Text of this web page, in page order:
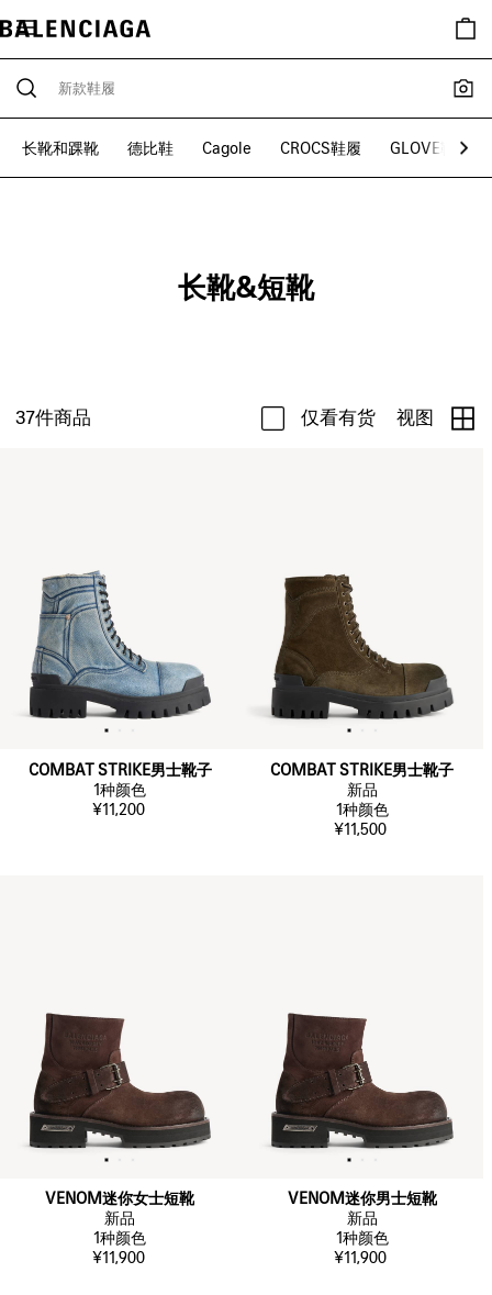
长靴和踝靴 德比鞋 Cagole CROCS鞋履 GLOVE鞋履
长靴&短靴
37件商品 仅看有货 视图
COMBAT STRIKE男士靴子
1种颜色
¥11,200
COMBAT STRIKE男士靴子
新品
1种颜色
¥11,500
VENOM迷你女士短靴
新品
1种颜色
¥11,900
VENOM迷你男士短靴
新品
1种颜色
¥11,900